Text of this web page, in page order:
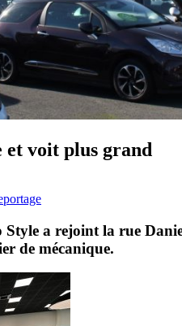
et voit plus grand
a rejoint la rue
de mécanique.